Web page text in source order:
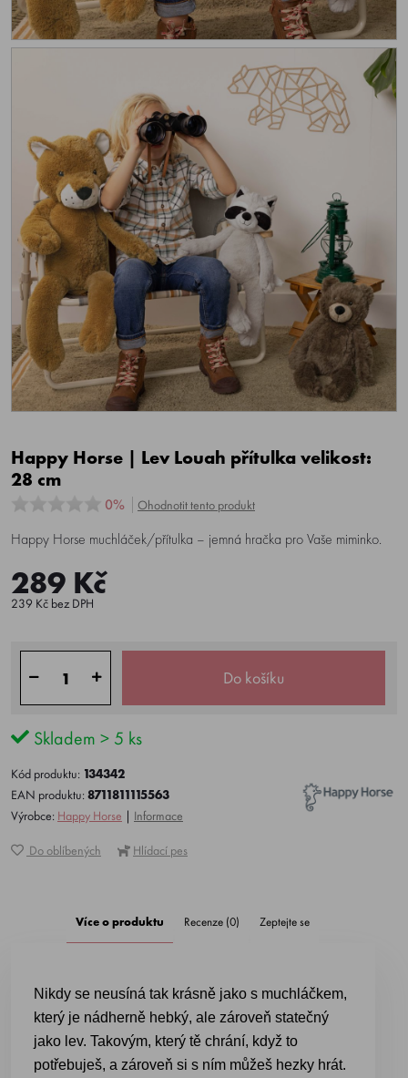
Happy Horse | Lev Louah přítulka velikost:
28 cm
0% Ohodnotit tento produkt
Happy Horse muchláček/přítulka – jemná hračka pro Vaše miminko.
289 Kč
239 Kč bez DPH
Do košíku
Skladem > 5 ks
Kód produktu: 134342
EAN produktu:8711811115563
Výrobce: Happy Horse | Informace
Do oblíbených Hlídací pes
Více o produktu Recenze (0) Zeptejte se
Nikdy se neusíná tak krásně jako s muchláčkem,
který je nádherně hebký, ale zároveň statečný
jako lev. Takovým, který tě chrání, když to
potřebuješ, a zároveň si s ním můžeš hezky hrát.